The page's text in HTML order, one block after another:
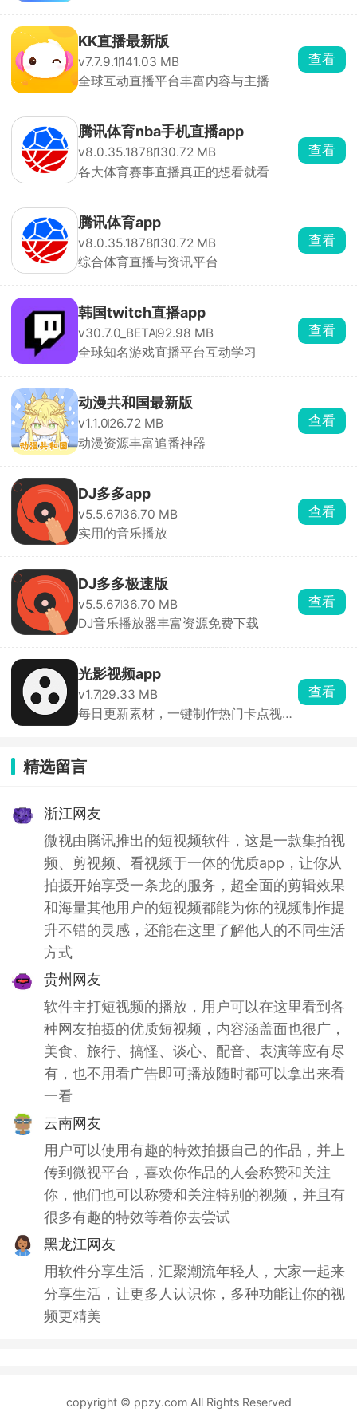
KK直播最新版
v7.7.9.1 141.03 MB
全球互动直播平台丰富内容与主播
查看
腾讯体育nba手机直播app
v8.0.35.1878130.72 MB
各大体育赛事直播真正的想看就看
查看
腾讯体育app
v8.0.35.1878130.72 MB
综合体育直播与资讯平台
查看
韩国twitch直播app
v30.7.0_BETA92.98 MB
全球知名游戏直播平台互动学习
查看
动漫共和国最新版
v1.1.026.72 MB
动漫资源丰富追番神器
查看
DJ多多app
v5.5.6736.70 MB
实用的音乐播放
查看
DJ多多极速版
v5.5.6736.70 MB
DJ音乐播放器丰富资源免费下载
查看
光影视频app
v1.729.33 MB
每日更新素材，一键制作热门卡点视
查看
精选留言
浙江网友
微视由腾讯推出的短视频软件，这是一款集拍视
频、剪视频、看视频于一体的优质app，让你从
拍摄开始享受一条龙的服务，超全面的剪辑效果
和海量其他用户的短视频都能为你的视频制作提
升不错的灵感，还能在这里了解他人的不同生活
方式
贵州网友
软件主打短视频的播放，用户可以在这里看到各
种网友拍摄的优质短视频，内容涵盖面也很广，
美食、旅行、搞怪、谈心、配音、表演等应有尽
有，也不用看广告即可播放随时都可以拿出来看
一看
云南网友
用户可以使用有趣的特效拍摄自己的作品，并上
传到微视平台，喜欢你作品的人会称赞和关注
你，他们也可以称赞和关注特别的视频，并且有
很多有趣的特效等着你去尝试
黑龙江网友
用软件分享生活，汇聚潮流年轻人，大家一起来
分享生活，让更多人认识你，多种功能让你的视
频更精美
copyright © ppzy.com All Rights Reserved